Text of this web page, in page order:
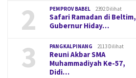
2 PEMPROV BABEL 2392 Dilihat
Safari Ramadan di Beltim,
Gubernur Hiday…
3 PANGKALPINANG 2113 Dilihat
Reuni Akbar SMA
Muhammadiyah Ke-57,
Didi…